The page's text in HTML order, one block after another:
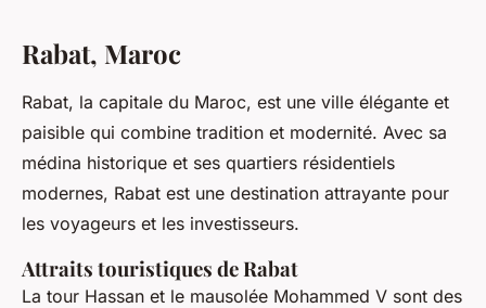
Rabat, Maroc
Rabat, la capitale du Maroc, est une ville élégante et
paisible qui combine tradition et modernité. Avec sa
médina historique et ses quartiers résidentiels
modernes, Rabat est une destination attrayante pour
les voyageurs et les investisseurs.
Attraits touristiques de Rabat
La tour Hassan et le mausolée Mohammed V sont des